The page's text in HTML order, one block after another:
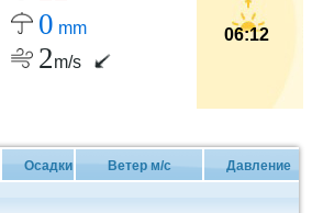
0 mm
2m/s
06:12
Осадки Ветер м/с Давление